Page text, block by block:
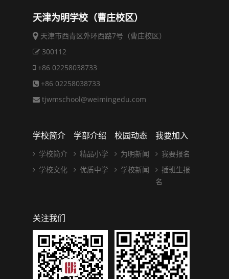
天津为明学校（曹庄校区）
天津市西青区外环西路7号（曹庄校区）
300112
+86 02258038733
+86 02258038733
tjwmschool@weimingedu.com
学校简介
学校简介
学校文化
学部介绍
精品小学
优质中学
校园动态
为明新闻
学校新闻
我要加入
我要报名
插班生报
名
关注我们